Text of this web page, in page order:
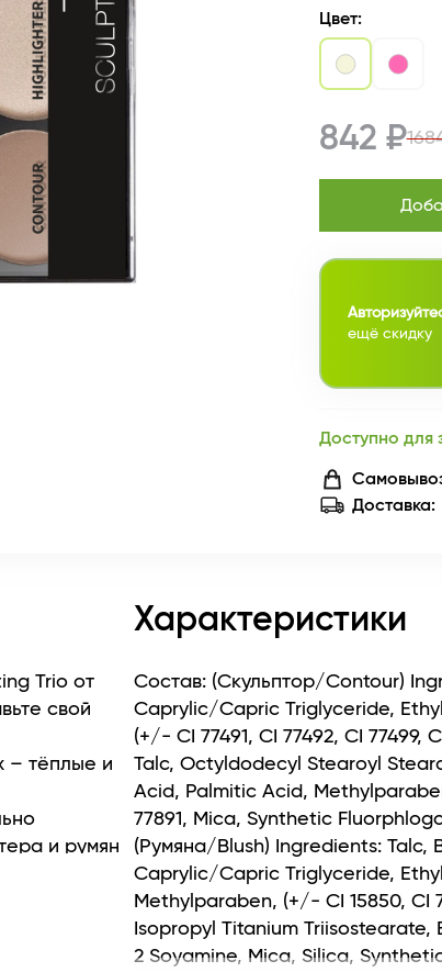
Цвет:
842 ₽
ещё скидку
Доступно для
Доставка:
Triо от
свой
– тёплые и
и румян
Характеристики
Состав: (Cкульптор/Сontour)
Caprylic/Capric Triglyceride,
(+/- CI 77491, CI 77492, CI
Talc, Octyldodecyl Stearoyl
Acid, Palmitic Acid,
77891, Mica, Synthetic
(Румяна/Blush) Ingredients: Talc,
Caprylic/Capric Triglyceride,
Methylparaben, (+/- CI 15850, CI
Isopropyl Titanium
2 Soyamine, Mica, Silica,